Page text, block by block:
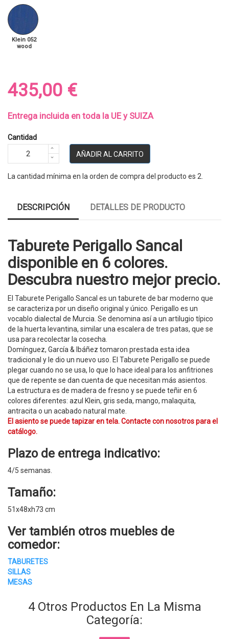
Klein 052
wood
435,00 €
Entrega incluida en toda la UE y SUIZA
Cantidad
AÑADIR AL CARRITO
La cantidad mínima en la orden de compra del producto es 2.
DESCRIPCIÓN DETALLES DE PRODUCTO
Taburete Perigallo Sancal
disponible en 6 colores.
Descubra nuestro mejor precio.
El Taburete Perigallo Sancal es un taburete de bar moderno que
se caracteriza por un diseño original y único. Perigallo es un
vocablo dialectal de Murcia. Se denomina así a un artilugio típico
de la huerta levantina, similar una escalera de tres patas, que se
usa para recolectar la cosecha.
Domínguez, García & Ibáñez tomaron prestada esta idea
tradicional y le dio un nuevo uso. El Taburete Perigallo se puede
plegar cuando no se usa, lo que lo hace ideal para los anfitriones
que de repente se dan cuenta de que necesitan más asientos.
La estructura es de madera de fresno y se puede teñir en 6
colores diferentes: azul Klein, gris seda, mango, malaquita,
antracita o un acabado natural mate.
El asiento se puede tapizar en tela. Contacte con nosotros para el
catálogo.
Plazo de entrega indicativo:
4/5 semanas.
Tamaño:
51x48xh73 cm
Ver también otros muebles de
comedor:
TABURETES
SILLAS
MESAS
4 Otros Productos En La Misma
Categoría: